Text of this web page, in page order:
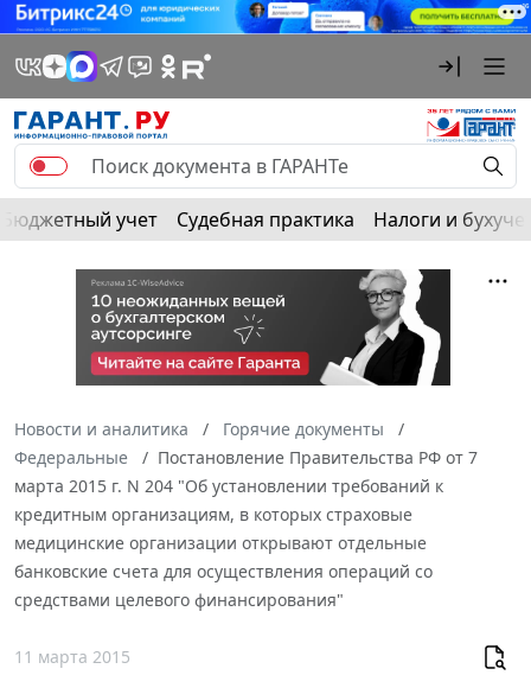
Бюджетный учет Судебная практика Налоги и
Новости и аналитика
Горячие документы
Федеральные
Постановление Правительства РФ от 7
марта 2015 г. N 204 "Об установлении требований к
кредитным организациям, в которых страховые
медицинские организации открывают отдельные
банковские счета для осуществления операций со
средствами целевого финансирования"
11 марта 2015